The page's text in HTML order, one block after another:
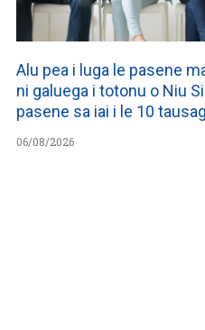
Alu pea i luga le pasene
ni galuega i totonu o Niu
pasene sa iai i le 10
06/08/2026